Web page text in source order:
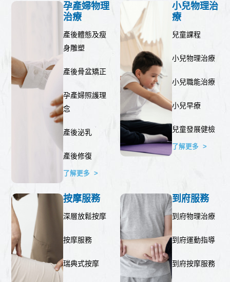
孕產婦物理
治療
產後體態及瘦
身雕塑
產後骨盆矯正
孕產婦照護理
念
產後泌乳
產後修復
了解更多 >
小兒物理治
療
兒童課程
小兒物理治療
小兒職能治療
小兒早療
兒童發展健檢
了解更多 >
按摩服務
深層放鬆按摩
按摩服務
瑞典式按摩
到府服務
到府物理治療
到府運動指導
到府按摩服務